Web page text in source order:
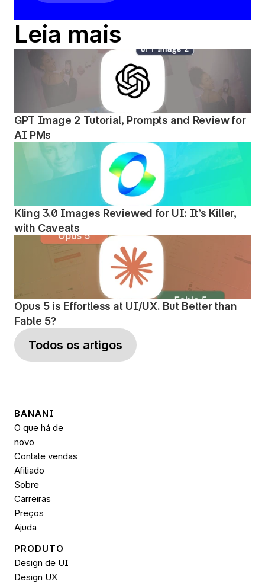
Leia mais
GPT Image 2 Tutorial, Prompts and Review for
AI PMs
Kling 3.0 Images Reviewed for UI: It’s Killer,
with Caveats
Opus 5 is Effortless at UI/UX. But Better than
Fable 5?
Todos os artigos
BANANI
O que há de
novo
Contate vendas
Afiliado
Sobre
Carreiras
Preços
Ajuda
PRODUTO
Design de UI
Design UX